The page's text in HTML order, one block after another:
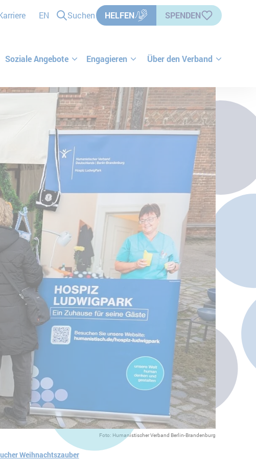
EN Suchen HELFEN SPENDEN
Soziale Angebote Engagieren Über den Verband
Foto: Humanistischer Verband Berlin-Brandenburg
Weihnachtszauber